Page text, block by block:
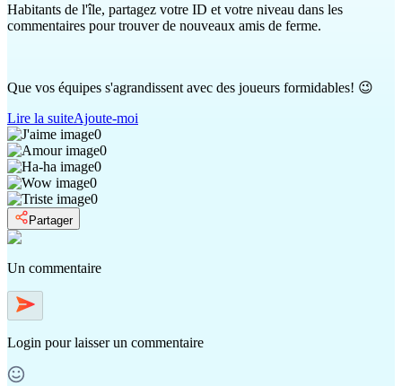
Habitants de l'île, partagez votre ID et votre niveau dans les
commentaires pour trouver de nouveaux amis de ferme.
Que vos équipes s'agrandissent avec des joueurs formidables! 😉
Lire la suiteAjoute-moi
0
0
0
0
0
Partager
Un commentaire
Login pour laisser un commentaire